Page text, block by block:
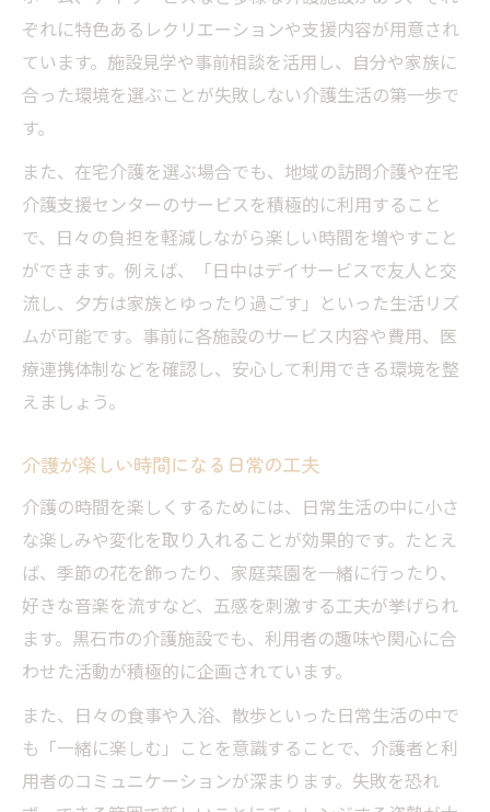
ぞれに特色あるレクリエーションや支援内容が用意され
ています。施設見学や事前相談を活用し、自分や家族に
合った環境を選ぶことが失敗しない介護生活の第一歩で
す。
また、在宅介護を選ぶ場合でも、地域の訪問介護や在宅
介護支援センターのサービスを積極的に利用すること
で、日々の負担を軽減しながら楽しい時間を増やすこと
ができます。例えば、「日中はデイサービスで友人と交
流し、夕方は家族とゆったり過ごす」といった生活リズ
ムが可能です。事前に各施設のサービス内容や費用、医
療連携体制などを確認し、安心して利用できる環境を整
えましょう。
介護が楽しい時間になる日常の工夫
介護の時間を楽しくするためには、日常生活の中に小さ
な楽しみや変化を取り入れることが効果的です。たとえ
ば、季節の花を飾ったり、家庭菜園を一緒に行ったり、
好きな音楽を流すなど、五感を刺激する工夫が挙げられ
ます。黒石市の介護施設でも、利用者の趣味や関心に合
わせた活動が積極的に企画されています。
また、日々の食事や入浴、散歩といった日常生活の中で
も「一緒に楽しむ」ことを意識することで、介護者と利
用者のコミュニケーションが深まります。失敗を恐れ